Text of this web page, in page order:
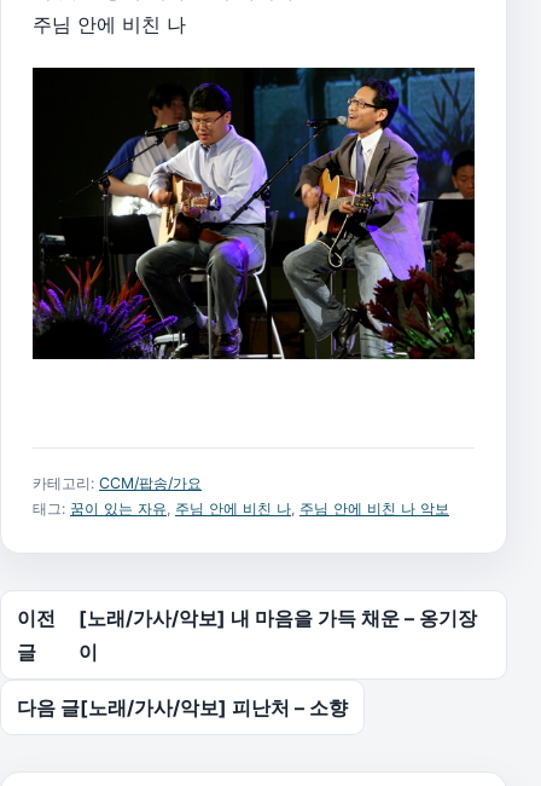
주님 안에 비친 나
카테고리: CCM/팝송/가요
태그: 꿈이 있는 자유, 주님 안에 비친 나, 주님 안에 비친 나 악보
글 탐색
이전
글
[노래/가사/악보] 내 마음을 가득 채운 – 옹기장
이
다음 글[노래/가사/악보] 피난처 – 소향